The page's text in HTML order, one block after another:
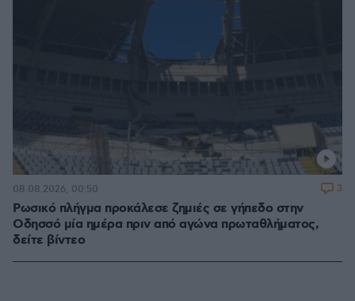
Ρωσικό πλήγμα προκάλεσε ζημιές σε γήπεδο στην
Οδησσό μία ημέρα πριν από αγώνα πρωταθλήματος,
δείτε βίντεο
08.08.2026, 00:50 3